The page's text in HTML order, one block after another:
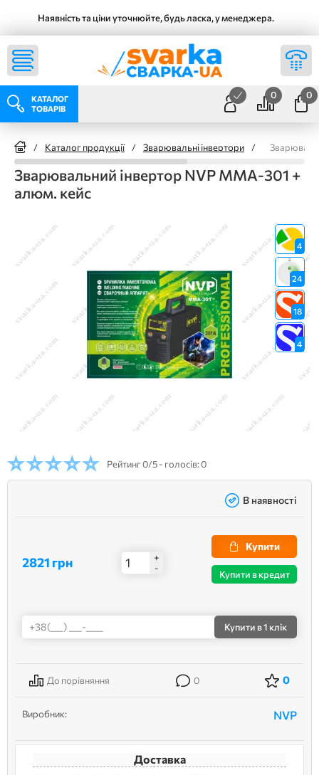
Наявність та ціни уточнюйте, будь ласка, у менеджера.
КАТАЛОГ
ТОВАРІВ
0 0
/ Каталог продукції / Зварювальні інвертори /
Зварювальний інвертор NVP ММА-301 +
алюм. кейс
4
24
18
4
Рейтинг0/5 - голосів: 0
В наявності
2821 грн
+
-
Купити
Купити в кредит
Купити в 1 клік
До порівняння 0 0
Виробник: NVP
Доставка